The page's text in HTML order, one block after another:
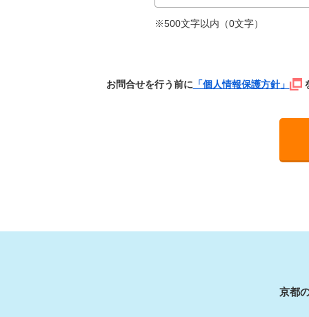
※500文字以内（0文字）
お問合せを行う前に「個人情報保護方針」
京都